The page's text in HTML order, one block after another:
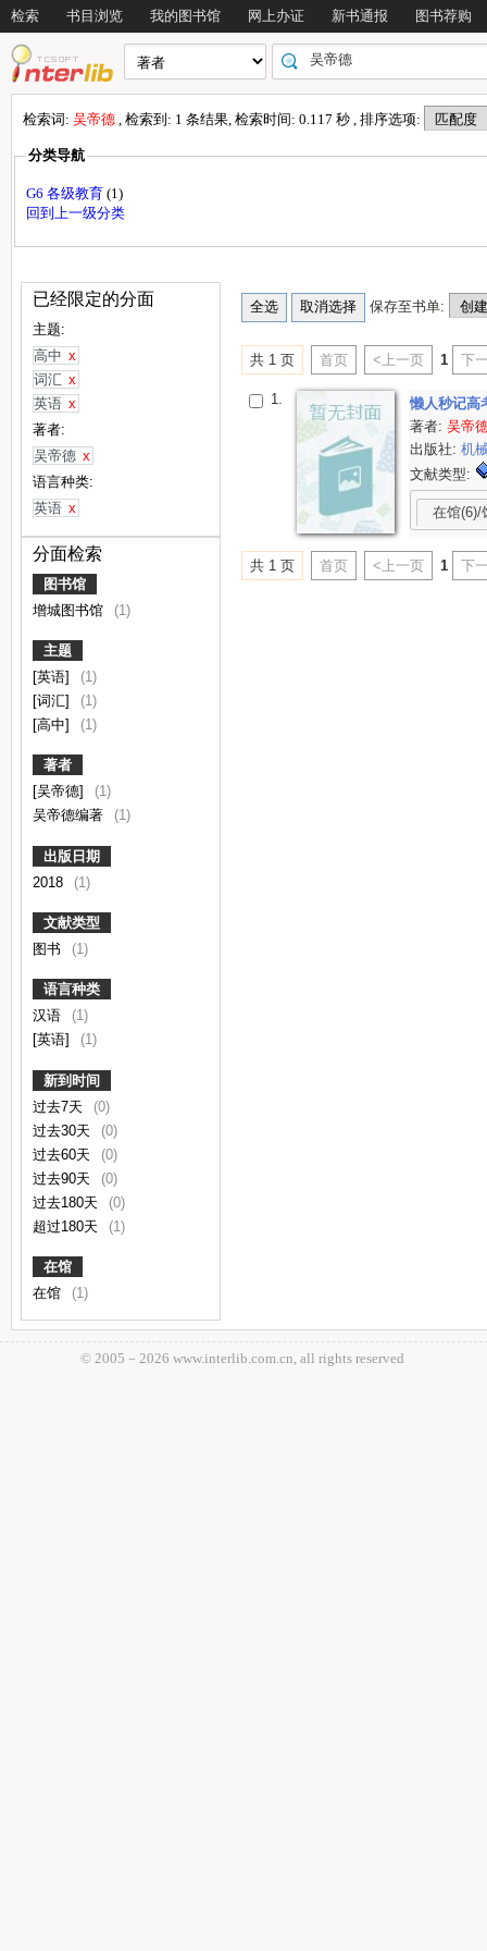
检索 书目浏览 我的图书馆 网上办证 新书通报 图书荐购
检索词: 吴帝德 , 检索到: 1 条结果, 检索时间: 0.117 秒 , 排序选项:
分类导航
G6 各级教育 (1)
回到上一级分类
已经限定的分面
主题:
高中 x
词汇 x
英语 x
著者:
吴帝德 x
语言种类:
英语 x
分面检索
图书馆
增城图书馆
(1)
主题
[英语]
(1)
[词汇]
(1)
[高中]
(1)
著者
[吴帝德]
(1)
吴帝德编著
(1)
出版日期
2018
(1)
文献类型
图书
(1)
语言种类
汉语
(1)
[英语]
(1)
新到时间
过去7天
(0)
过去30天
(0)
过去60天
(0)
过去90天
(0)
过去180天
(0)
超过180天
(1)
在馆
在馆
(1)
保存至书单:
共 1 页 首页 <上一页 1 下
1.
懒人秒记高
著者:吴帝
出版社:机
文献类型:
在馆(6)/
共 1 页 首页 <上一页 1 下
© 2005－ 2026 www.interlib.com.cn, all rights reserved